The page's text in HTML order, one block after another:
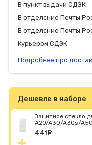
В пункт выдачи СДЭК
В отделение Почты
В отделение Почты
Курьером СДЭК
Подробнее про
Дешевле в наборе
Защитное стекло
A20/A30/A30s/
(A205F/A305F/
Премиум
441